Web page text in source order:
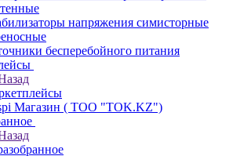
напряжения симисторные
бесперебойного питания
Магазин ( ТОО "TOK.KZ")